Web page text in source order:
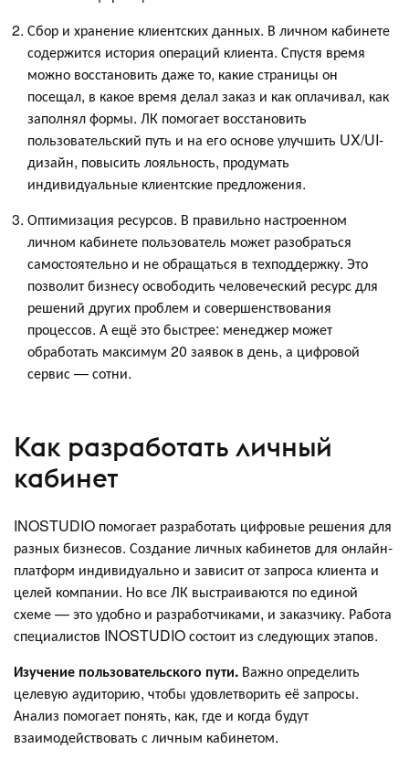
Сбор и хранение клиентских данных. В личном кабинете
содержится история операций клиента. Спустя время
можно восстановить даже то, какие страницы он
посещал, в какое время делал заказ и как оплачивал, как
заполнял формы. ЛК помогает восстановить
пользовательский путь и на его основе улучшить UX/UI-
дизайн, повысить лояльность, продумать
индивидуальные клиентские предложения.
Оптимизация ресурсов. В правильно настроенном
личном кабинете пользователь может разобраться
самостоятельно и не обращаться в техподдержку. Это
позволит бизнесу освободить человеческий ресурс для
решений других проблем и совершенствования
процессов. А ещё это быстрее: менеджер может
обработать максимум 20 заявок в день, а цифровой
сервис — сотни.
Как разработать личный
кабинет
INOSTUDIO помогает разработать цифровые решения для
разных бизнесов. Создание личных кабинетов для онлайн-
платформ индивидуально и зависит от запроса клиента и
целей компании. Но все ЛК выстраиваются по единой
схеме — это удобно и разработчиками, и заказчику. Работа
специалистов INOSTUDIO состоит из следующих этапов.
Изучение пользовательского пути. Важно определить
целевую аудиторию, чтобы удовлетворить её запросы.
Анализ помогает понять, как, где и когда будут
взаимодействовать с личным кабинетом.